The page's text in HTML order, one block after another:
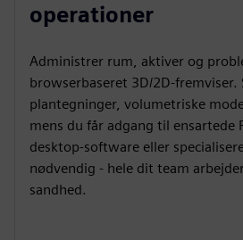
operationer
Administrer rum, aktiver og
browserbaseret 3D/2D-fremviser.
plantegninger, volumetriske
mens du får adgang til ensartede
desktop-software eller
nødvendig - hele dit team
sandhed.